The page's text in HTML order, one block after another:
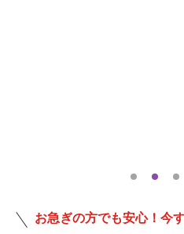
お急ぎの方でも安心！今